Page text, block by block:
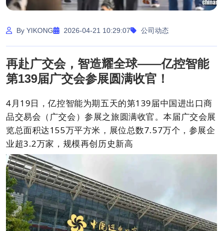
By YIKONG 2026-04-21 10:29:07 公司动态
再赴广交会，智造耀全球——亿控智能
第139届广交会参展圆满收官！
4月19日，亿控智能为期五天的第139届中国进出口商
品交易会（广交会）参展之旅圆满收官。本届广交会展
览总面积达155万平方米，展位总数7.57万个，参展企
业超3.2万家，规模再创历史新高